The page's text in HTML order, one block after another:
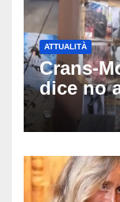
ATTUALITÀ
Crans-
dice no
sul
di